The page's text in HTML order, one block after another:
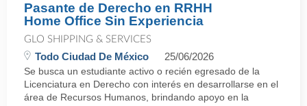
Pasante de Derecho en RRHH
Home Office Sin Experiencia
GLO SHIPPING & SERVICES
Todo Ciudad De México 25/06/2026
Se busca un estudiante activo o recién egresado de la
Licenciatura en Derecho con interés en desarrollarse en el
área de Recursos Humanos, brindando apoyo en la